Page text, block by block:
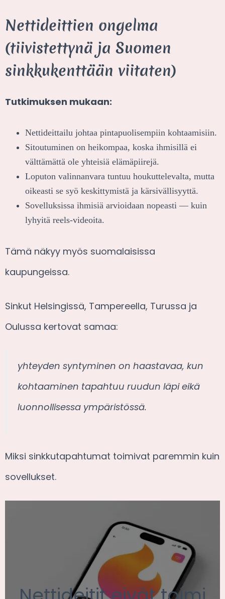
Nettideittien ongelma
(tiivistettynä ja Suomen
sinkkukenttään viitaten)
Tutkimuksen mukaan:
Nettideittailu johtaa pintapuolisempiin kohtaamisiin.
Sitoutuminen on heikompaa, koska ihmisillä ei
välttämättä ole yhteisiä elämäpiirejä.
Loputon valinnanvara tuntuu houkuttelevalta, mutta
oikeasti se syö keskittymistä ja kärsivällisyyttä.
Sovelluksissa ihmisiä arvioidaan nopeasti — kuin
lyhyitä reels-videoita.
Tämä näkyy myös suomalaisissa
kaupungeissa.
Sinkut Helsingissä, Tampereella, Turussa ja
Oulussa kertovat samaa:
yhteyden syntyminen on haastavaa, kun
kohtaaminen tapahtuu ruudun läpi eikä
luonnollisessa ympäristössä.
Miksi sinkkutapahtumat toimivat paremmin kuin
sovellukset.